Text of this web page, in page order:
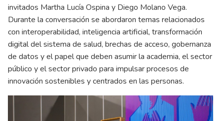
invitados Martha Lucía Ospina y Diego Molano Vega.
Durante la conversación se abordaron temas relacionados
con interoperabilidad, inteligencia artificial, transformación
digital del sistema de salud, brechas de acceso, gobernanza
de datos y el papel que deben asumir la academia, el sector
público y el sector privado para impulsar procesos de
innovación sostenibles y centrados en las personas.